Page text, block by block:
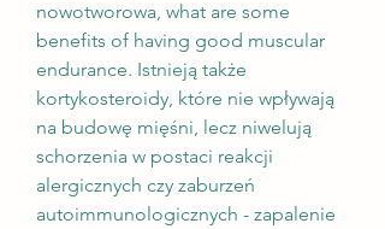
nowotworowa, what are some
benefits of having good muscular
endurance. Istnieją także
kortykosteroidy, które nie wpływają
na budowę mięśni, lecz niwelują
schorzenia w postaci reakcji
alergicznych czy zaburzeń
autoimmunologicznych - zapalenie